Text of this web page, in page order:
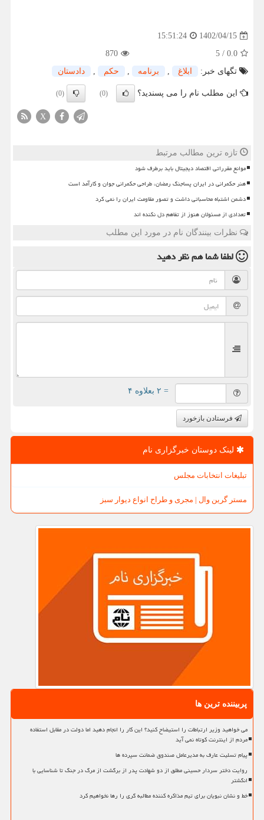
1402/04/15
15:51:24
0.0
/
5
870
تگهای خبر:
ابلاغ , برنامه , حكم , دادستان
این مطلب نام را می پسندید؟ (0)
(0)
X
تازه ترین مطالب مرتبط
موانع مقرراتی اقتصاد دیجیتال باید برطرف شود
هنر حکمرانی در ایران پساجنگ رمضان، طراحی حکمرانی جوان و کارآمد است
دشمن اشتباه محاسباتی داشت و تصور مقاومت ایران را نمی کرد
تعدادی از مسئولان هنوز از تفاهم دل نکنده اند
نظرات بینندگان نام در مورد این مطلب
لطفا شما همنظر دهید
= ۲ بعلاوه ۴
فرستادن بازخورد
لینک دوستان خبرگزاری نام
تبلیغات انتخابات مجلس
مستر گرین وال | مجری و طراح انواع دیوار سبز
پربیننده ترین ها
می خواهید وزیر ارتباطات را استیضاح کنید؟ این کار را انجام دهید اما دولت در مقابل استفاده
مردم از اینترنت کوتاه نمی آید
پیام تسلیت عارف به مدیرعامل صندوق ضمانت سپرده ها
روایت دختر سردار حسینی مطلق از دو شهادت پدر از برگشت از مرگ در جنگ تا شناسایی با
انگشتر
خط و نشان نبویان برای تیم مذاکره کننده مطالبه گری را رها نخواهیم کرد